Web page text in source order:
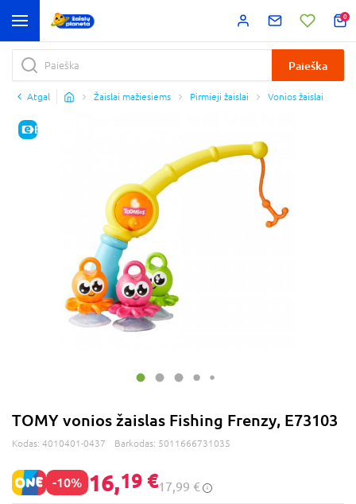
0
Paieška
Atgal Žaislai mažiesiems Pirmieji žaislai Vonios žaislai
E-KAINA
TOMY vonios žaislas Fishing Frenzy, E73103
Kodas: 4010401-0437 Barkodas: 5011666731035
-10% 16,19 €17,99 €